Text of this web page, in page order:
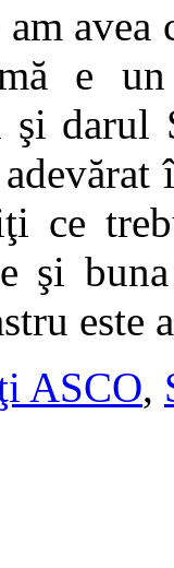
avea
e un
şi
ce
şi
este
ASCO,